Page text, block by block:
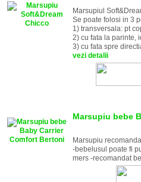
Marsupiul
Se poate folosi in 3
1) transversala: pt
2) cu fata la parinte,
3) cu fata spre
vezi detalii
Marsupiu bebe
Marsupiu
-bebelusul poate fi
mers -recomandat